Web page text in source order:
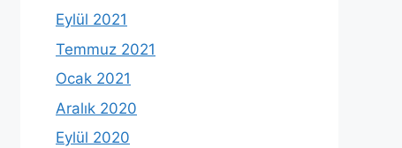
Eylül 2021
Temmuz 2021
Ocak 2021
Aralık 2020
Eylül 2020